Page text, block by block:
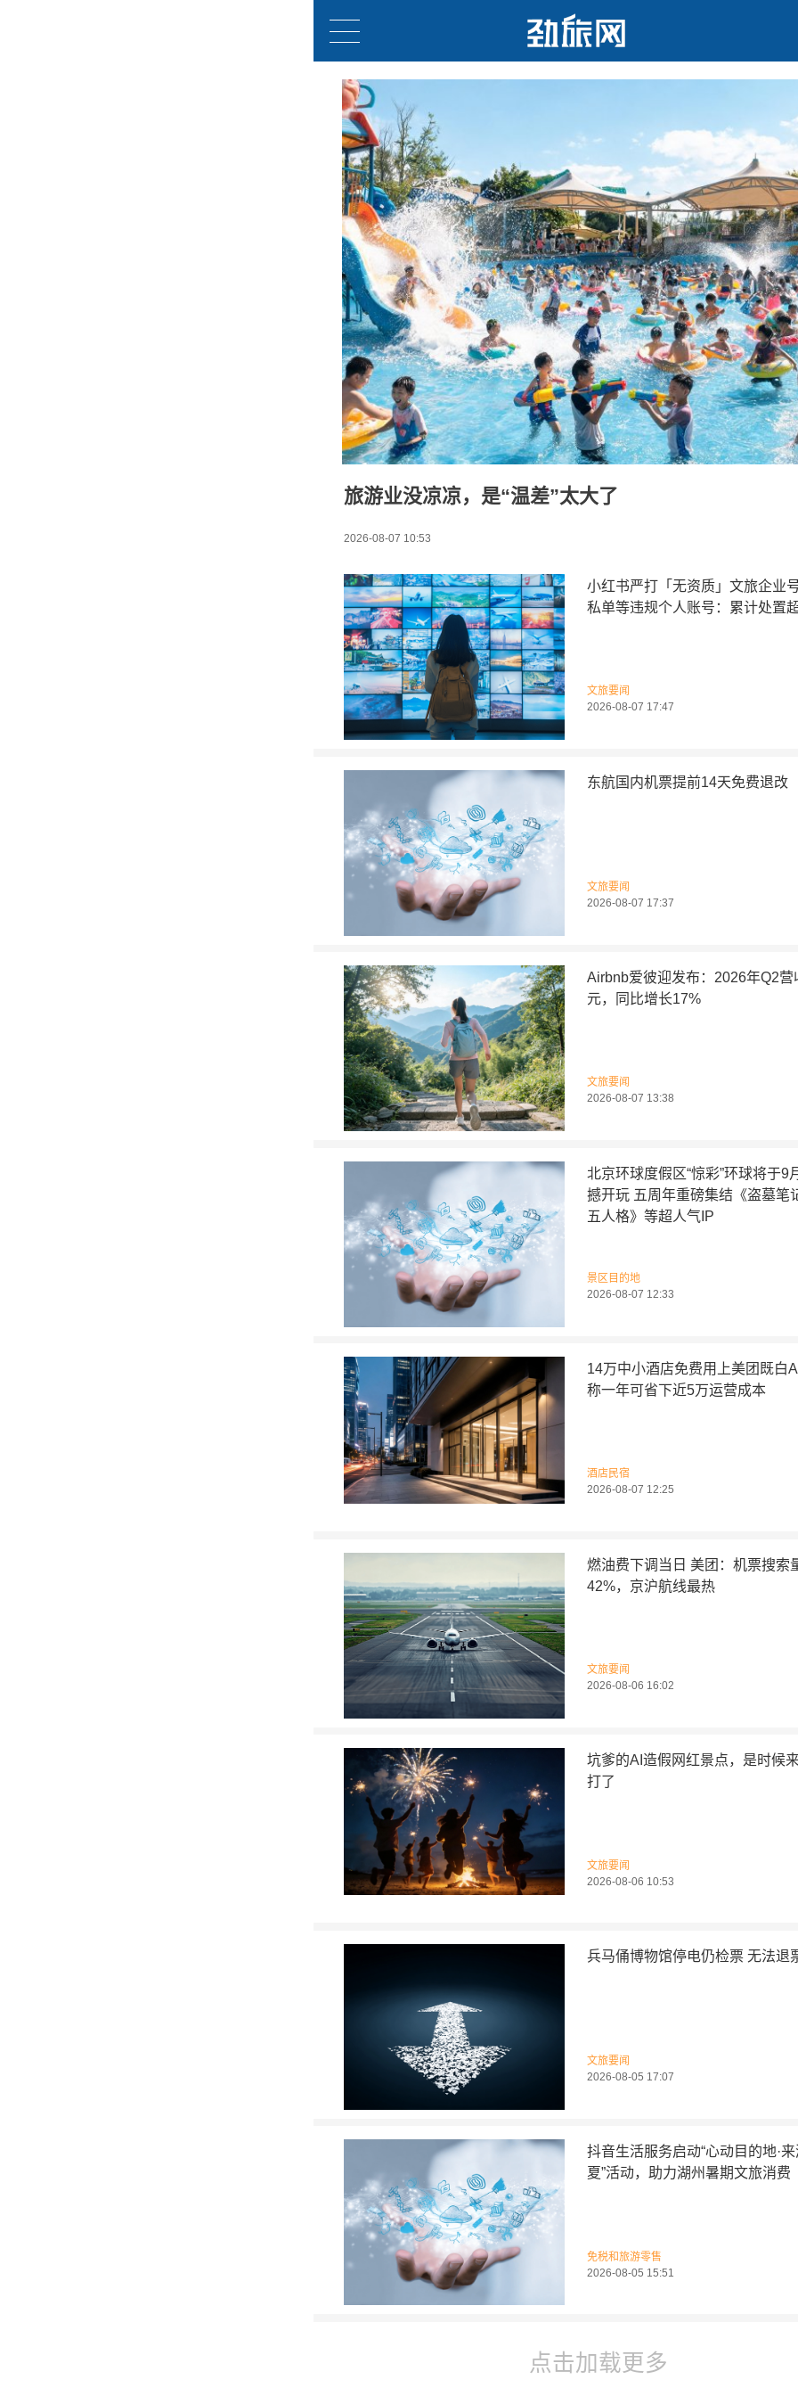
旅游业没凉凉，是“温差”太大了
2026-08-07 10:53
小红书严打「无资质」文旅企业
私单等违规个人账号：累计处置
文旅要闻
2026-08-07 17:47
东航国内机票提前14天免费退改
文旅要闻
2026-08-07 17:37
Airbnb爱彼迎发布：2026年Q2营
元，同比增长17%
文旅要闻
2026-08-07 13:38
北京环球度假区“惊彩”环球将于9
撼开玩 五周年重磅集结《盗墓笔
五人格》等超人气IP
景区目的地
2026-08-07 12:33
14万中小酒店免费用上美团既白
称一年可省下近5万运营成本
酒店民宿
2026-08-07 12:25
燃油费下调当日 美团：机票搜索
42%，京沪航线最热
文旅要闻
2026-08-06 16:02
坑爹的AI造假网红景点，是时候
打了
文旅要闻
2026-08-06 10:53
兵马俑博物馆停电仍检票 无法退
文旅要闻
2026-08-05 17:07
抖音生活服务启动“心动目的地·
夏”活动，助力湖州暑期文旅消费
免税和旅游零售
2026-08-05 15:51
点击加载更多